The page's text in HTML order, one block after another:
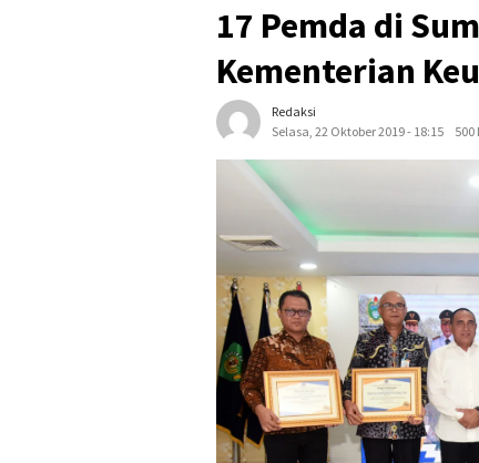
17 Pemda di
Kementerian
Redaksi
Selasa, 22 Oktober 2019 - 18:15